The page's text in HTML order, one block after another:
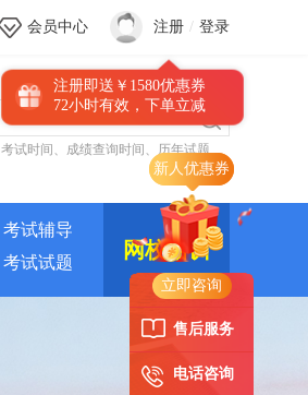
立即咨询
售后服务
电话咨询
会员中心 注册 / 登录
注册即送￥1580优惠券
72小时有效，下单立减
考试时间 、 成绩查询时间 、 历年试题
考试辅导
考试试题
网校培训